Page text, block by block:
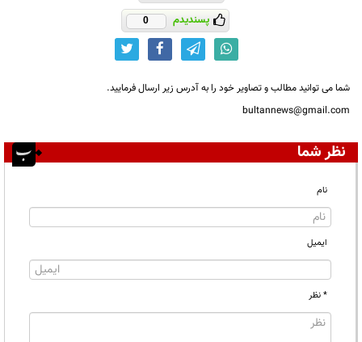
پسندیدم 0
شما می توانید مطالب و تصاویر خود را به آدرس زیر ارسال فرمایید.
bultannews@gmail.com
نظر شما
نام
ایمیل
* نظر